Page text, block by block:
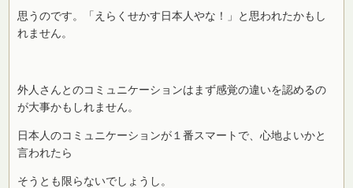
思うのです。「えらくせかす日本人やな！」と思われたかもし
れません。
外人さんとのコミュニケーションはまず感覚の違いを認めるの
が大事かもしれません。
日本人のコミュニケーションが１番スマートで、心地よいかと
言われたら
そうとも限らないでしょうし。